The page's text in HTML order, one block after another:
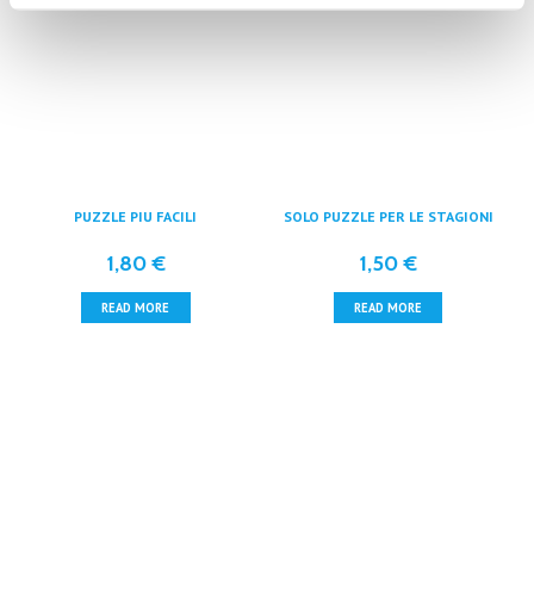
PUZZLE PIÙ FACILI
1,80€
READ MORE
SOLO PUZZLE PER LE STAGIONI
1,50€
READ MORE